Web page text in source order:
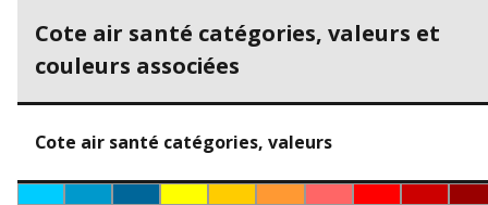
Cote air santé catégories, valeurs et
couleurs associées
Cote air santé catégories, valeurs